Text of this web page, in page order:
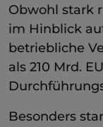
Obwohl stark
im Hinblick
betriebliche
als 210 Mrd.
Besonders